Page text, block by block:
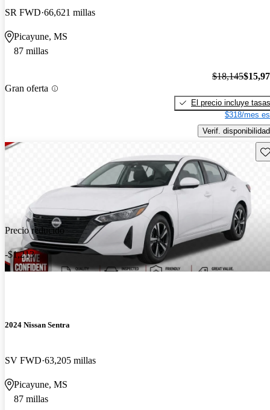
SR FWD 66,621 millas
Picayune, MS
87 millas
Gran oferta
$18,145
El precio incluye tasas
$318/mes
Verif. disponibilidad
Precio reducido
-$1,213
2024 Nissan Sentra
SV FWD 63,205 millas
Picayune, MS
87 millas